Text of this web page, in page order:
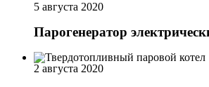
5 августа 2020
Парогенератор
2 августа 2020